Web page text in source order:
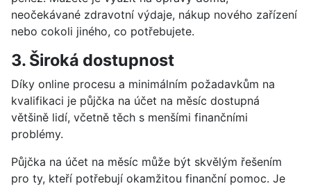
neočekávané zdravotní výdaje, nákup nového zařízení
nebo cokoli jiného, co potřebujete.
3. Široká dostupnost
Díky online procesu a minimálním požadavkům na
kvalifikaci je půjčka na účet na měsíc dostupná
většině lidí, včetně těch s menšími finančními
problémy.
Půjčka na účet na měsíc může být skvělým řešením
pro ty, kteří potřebují okamžitou finanční pomoc. Je